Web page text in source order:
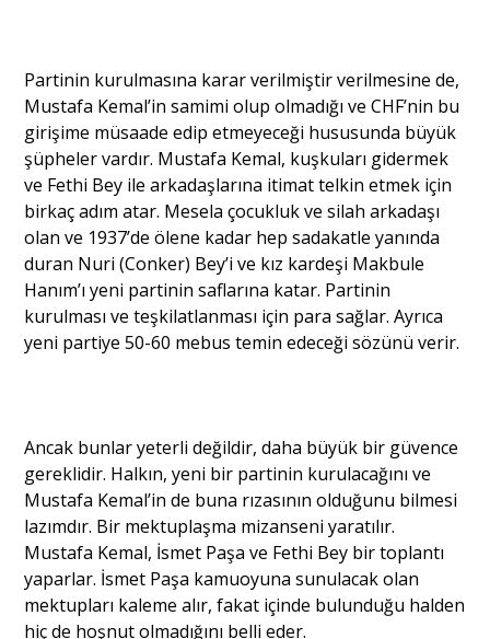
Partinin kurulmasına karar verilmiştir verilmesine de,
Mustafa Kemal’in samimi olup olmadığı ve CHF’nin bu
girişime müsaade edip etmeyeceği hususunda büyük
şüpheler vardır. Mustafa Kemal, kuşkuları gidermek
ve Fethi Bey ile arkadaşlarına itimat telkin etmek için
birkaç adım atar. Mesela çocukluk ve silah arkadaşı
olan ve 1937’de ölene kadar hep sadakatle yanında
duran Nuri (Conker) Bey’i ve kız kardeşi Makbule
Hanım’ı yeni partinin saflarına katar. Partinin
kurulması ve teşkilatlanması için para sağlar. Ayrıca
yeni partiye 50-60 mebus temin edeceği sözünü verir.
Ancak bunlar yeterli değildir, daha büyük bir güvence
gereklidir. Halkın, yeni bir partinin kurulacağını ve
Mustafa Kemal’in de buna rızasının olduğunu bilmesi
lazımdır. Bir mektuplaşma mizanseni yaratılır.
Mustafa Kemal, İsmet Paşa ve Fethi Bey bir toplantı
yaparlar. İsmet Paşa kamuoyuna sunulacak olan
mektupları kaleme alır, fakat içinde bulunduğu halden
hiç de hoşnut olmadığını belli eder.